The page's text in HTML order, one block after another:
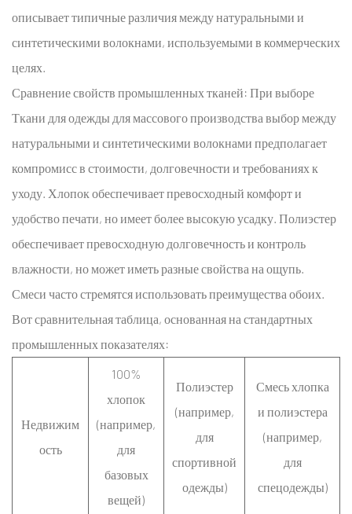
описывает типичные различия между натуральными и
синтетическими волокнами, используемыми в коммерческих
целях.
Сравнение свойств промышленных тканей: При выборе
Ткани для одежды для массового производства выбор между
натуральными и синтетическими волокнами предполагает
компромисс в стоимости, долговечности и требованиях к
уходу. Хлопок обеспечивает превосходный комфорт и
удобство печати, но имеет более высокую усадку. Полиэстер
обеспечивает превосходную долговечность и контроль
влажности, но может иметь разные свойства на ощупь.
Смеси часто стремятся использовать преимущества обоих.
Вот сравнительная таблица, основанная на стандартных
промышленных показателях:
Недвижим
ость
100%
хлопок
(например,
для
базовых
вещей)
Полиэстер
(например,
для
спортивной
одежды)
Смесь хлопка
и полиэстера
(например,
для
спецодежды)